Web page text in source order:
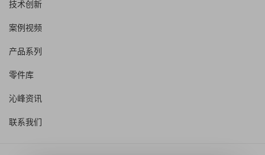
技术创新
案例视频
产品系列
零件库
沁峰资讯
联系我们